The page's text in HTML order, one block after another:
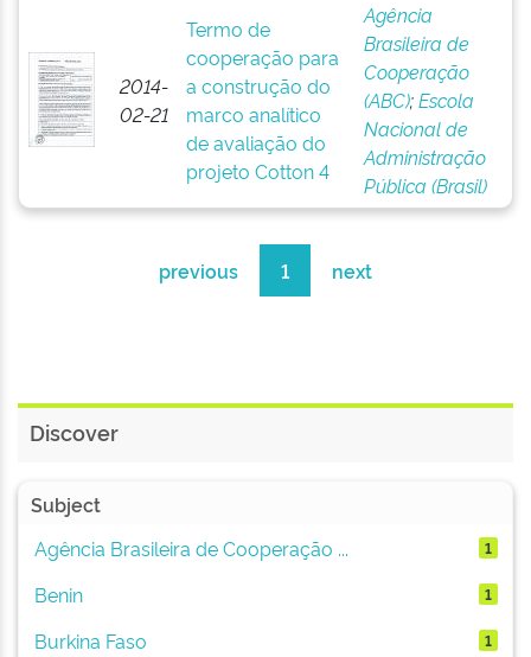
2014-
02-21
Termo de
cooperação para
a construção do
marco analítico
de avaliação do
projeto Cotton 4
Agência
Brasileira de
Cooperação
(ABC);Escola
Nacional de
Administração
Pública (Brasil)
previous 1 next
Discover
Subject
Agência Brasileira de Cooperação ...
1
Benin 1
Burkina Faso 1